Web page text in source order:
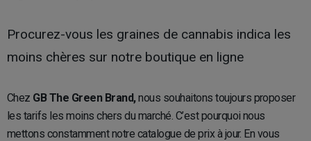
Procurez-vous les graines de cannabis indica les
moins chères sur notre boutique en ligne
Chez GB The Green Brand,nous souhaitons toujours proposer
les tarifs les moins chers du marché. C’est pourquoi nous
mettons constamment notre catalogue de prix à jour. En vous